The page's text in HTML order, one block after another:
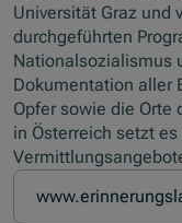
Universität Graz und
durchgeführten
Nationalsozialismus
Dokumentation aller
Opfer sowie die Orte
in Österreich setzt
(Öffnet in neuem